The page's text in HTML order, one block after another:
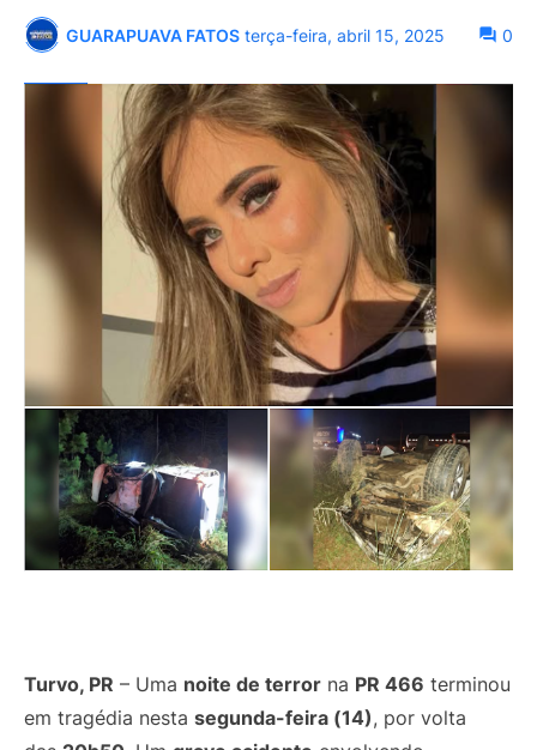
GUARAPUAVA FATOS terça-feira, abril 15, 2025 0
Turvo, PR – Uma noite de terror na PR 466 terminou
em tragédia nesta segunda-feira (14), por volta